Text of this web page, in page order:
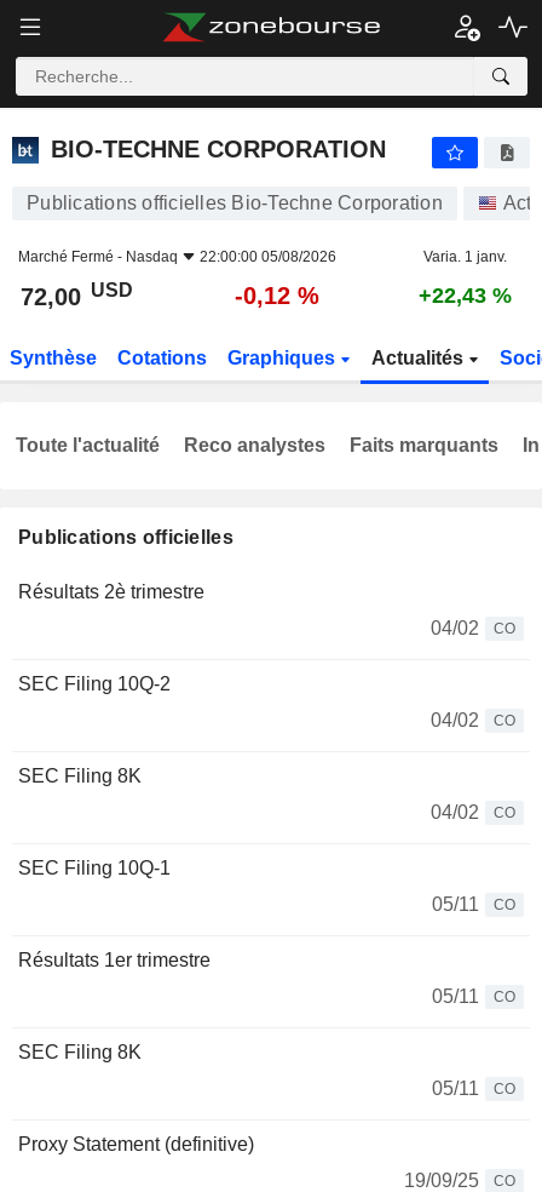
BIO-TECHNE CORPORATION
BIO-TECHNE CORPORATION
Publications officielles Bio-Techne Corporation
Marché Fermé - Nasdaq 22:00:00 05/08/2026 Varia. 1 janv.
72,00 USD -0,12 % +22,43 %
Synthèse Cotations Graphiques Actualités
Publications officielles
Résultats 2è trimestre
04/02
CO
SEC Filing 10Q-2
04/02
CO
SEC Filing 8K
04/02
CO
SEC Filing 10Q-1
05/11
CO
Résultats 1er trimestre
05/11
CO
SEC Filing 8K
05/11
CO
Proxy Statement (definitive)
19/09/25
CO
Toute l'actualité Reco analystes Faits marquants